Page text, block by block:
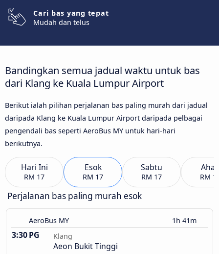
Cari bas yang tepat
Mudah dan telus
Bandingkan semua jadual waktu untuk bas
dari Klang ke Kuala Lumpur Airport
Berikut ialah pilihan perjalanan bas paling murah dari jadual
daripada Klang ke Kuala Lumpur Airport daripada pelbagai
pengendali bas seperti AeroBus MY untuk hari-hari
berikutnya.
Hari Ini
RM 17
Esok
RM 17
Sabtu
RM 17 RM
Perjalanan bas paling murah esok
AeroBus MY 1h 41m
3:30 PG Klang
Aeon Bukit Tinggi